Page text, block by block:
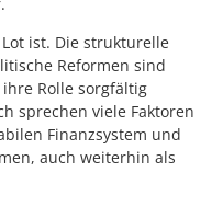
ist. Die strukturelle
Reformen sind
Rolle sorgfältig
sprechen viele Faktoren
Finanzsystem und
auch weiterhin als